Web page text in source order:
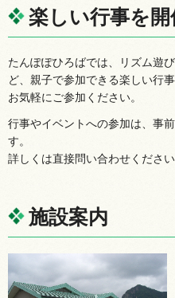
楽しい行事を開
たんぽぽひろばでは、リズム遊
ど、親子で参加できる楽しい行
お気軽にご参加ください。
行事やイベントへの参加は、事
す。
詳しくは直接問い合わせください
施設案内